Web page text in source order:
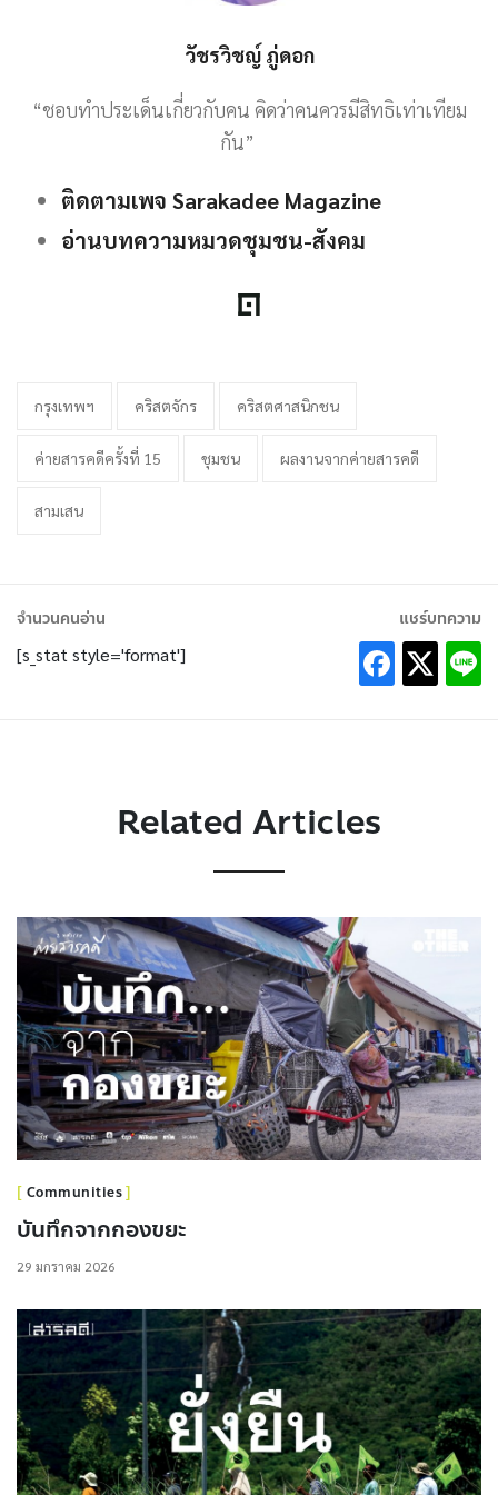
วัชรวิชญ์ ภู่ดอก
“ชอบทำประเด็นเกี่ยวกับคน คิดว่าคนควรมีสิทธิเท่าเทียม
กัน”
ติดตามเพจ Sarakadee Magazine
อ่านบทความหมวดชุมชน-สังคม
กรุงเทพฯ คริสตจักร คริสตศาสนิกชน
ค่ายสารคดีครั้งที่ 15 ชุมชน ผลงานจากค่ายสารคดี
สามเสน
จำนวนคนอ่าน
[s_stat style='format']
แชร์บทความ
Related Articles
Communities
บันทึกจากกองขยะ
29 มกราคม 2026